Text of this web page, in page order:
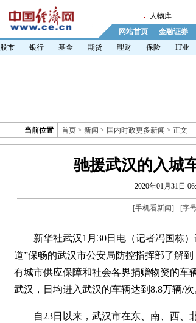
人物库
网站首页
金融证券
股市
银行 基金 期货 理财 保险 IT业
当前位置 首页 > 新闻 > 国内时政更多新闻 > 正文
驰援武汉的入城
2020年01月31日
[手机看新闻] [字
新华社武汉1月30日电（记者冯国栋）
道”保畅的武汉市公安局防控指挥部了解
有城市供应保障和社会各界捐赠物资的车
武汉，日均进入武汉的车辆达到8.8万辆/次
自23日以来，武汉市在东、南、西、